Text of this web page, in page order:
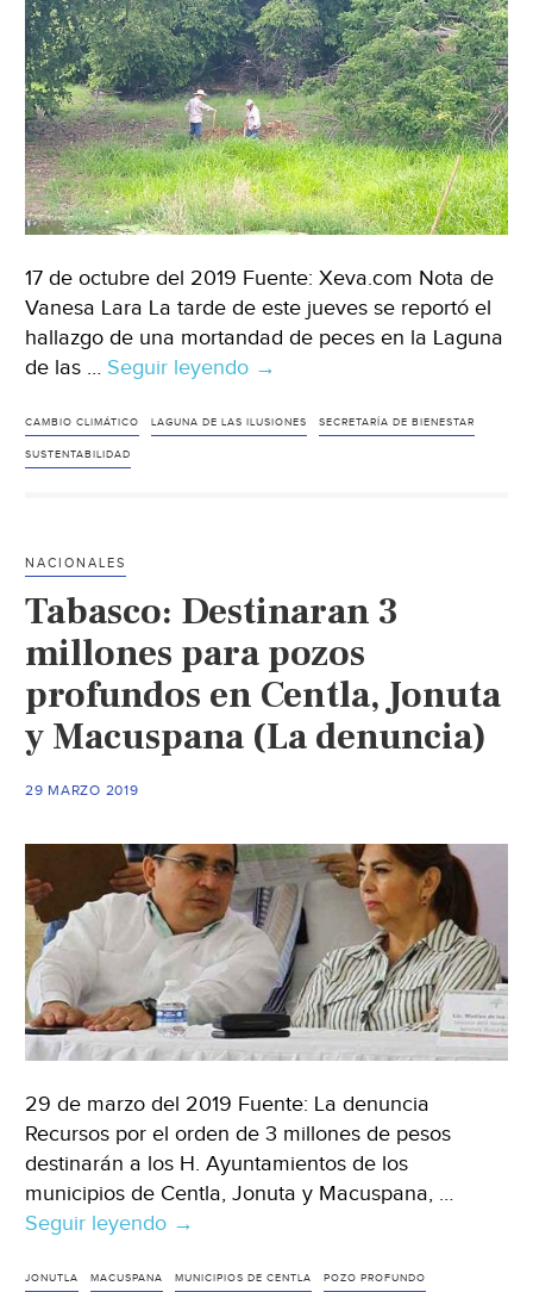
17 de octubre del 2019 Fuente: Xeva.com Nota de
Vanesa Lara La tarde de este jueves se reportó el
hallazgo de una mortandad de peces en la Laguna
de las … Seguir leyendo Tabasco:
mortandad
las
descartan
que
sea
por
→
CAMBIO CLIMÁTICO LAGUNA DE LAS ILUSIONES SECRETARÍA DE BIENESTAR
SUSTENTABILIDAD
NACIONALES
Tabasco: Destinaran 3
millones para pozos
profundos en Centla, Jonuta
y Macuspana (La denuncia)
29 MARZO 2019
29 de marzo del 2019 Fuente: La denuncia
Recursos por el orden de 3 millones de pesos
destinarán a los H. Ayuntamientos de los
municipios de Centla, Jonuta y Macuspana, …
Seguir leyendo Tabasco:
3
→
JONUTLA MACUSPANA MUNICIPIOS DE CENTLA POZO PROFUNDO